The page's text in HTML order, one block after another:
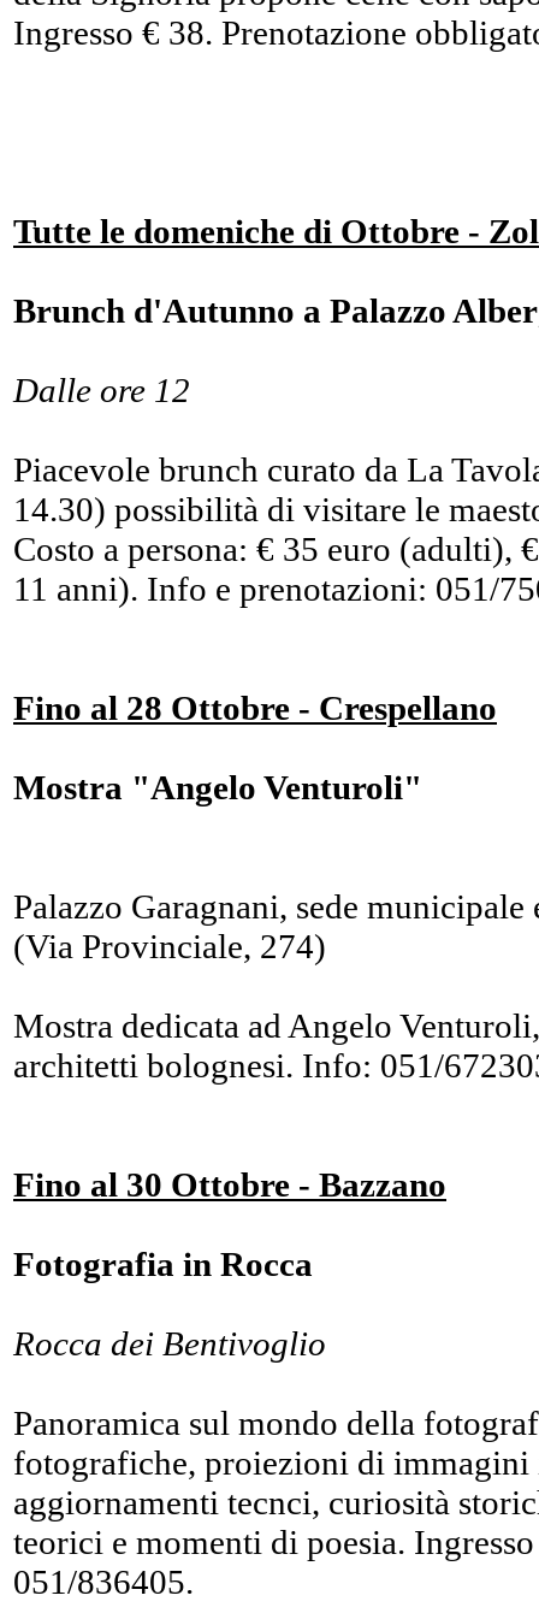
Ingresso € 38. Prenotazione
Tutte le domeniche di Ottobre -
Brunch d'Autunno a Palazzo
Dalle ore 12
Piacevole brunch curato da La
14.30) possibilità di visitare le
Costo a persona: € 35 euro (adulti),
11 anni). Info e prenotazioni: 051/
Fino al 28 Ottobre - Crespellano
Mostra "Angelo Venturoli"
Palazzo Garagnani, sede
(Via Provinciale, 274)
Mostra dedicata ad Angelo
architetti bolognesi. Info: 051/
Fino al 30 Ottobre - Bazzano
Fotografia in Rocca
Rocca dei Bentivoglio
Panoramica sul mondo della
fotografiche, proiezioni di
aggiornamenti tecnci, curiosità
teorici e momenti di poesia.
051/836405.